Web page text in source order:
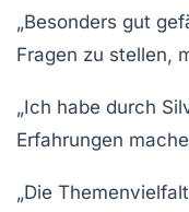
„Besonders gut
Fragen zu stellen,
„Ich habe durch
Erfahrungen
„Die